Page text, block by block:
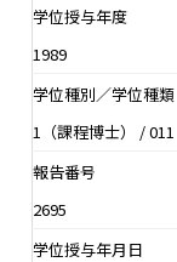
学位授与年度
1989
学位種別／学位種類
1（課程博士） / 011
報告番号
2695
学位授与年月日